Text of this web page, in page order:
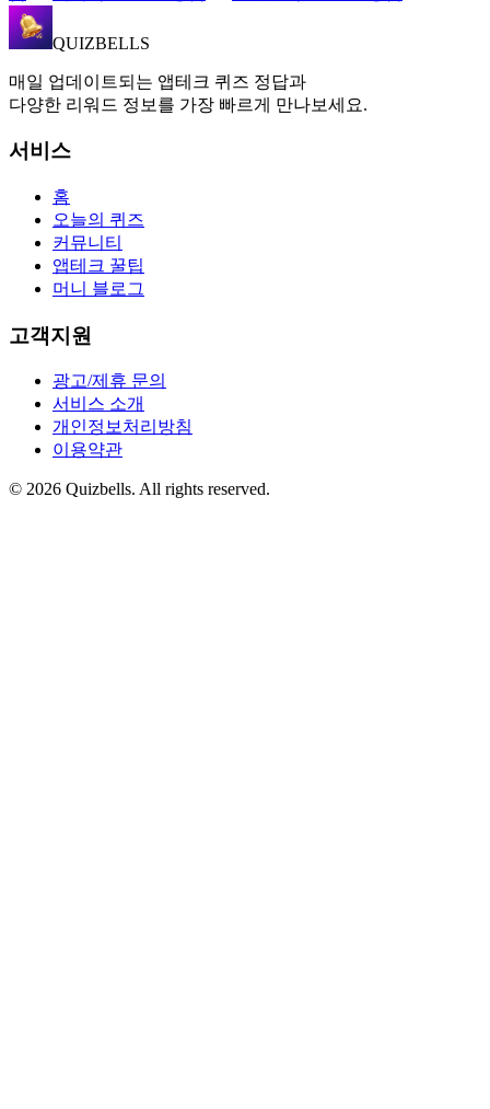
QUIZBELLS
매일 업데이트되는 앱테크 퀴즈 정답과
다양한 리워드 정보를 가장 빠르게 만나보세요.
서비스
홈
오늘의 퀴즈
커뮤니티
앱테크 꿀팁
머니 블로그
고객지원
광고/제휴 문의
서비스 소개
개인정보처리방침
이용약관
© 2026 Quizbells. All rights reserved.